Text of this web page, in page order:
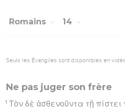
Romains 14
Seuls les Évangiles sont disponibles en
Ne pas juger son frère
1 Τὸν δὲ ἀσθενοῦντα τῇ